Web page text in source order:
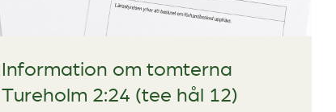
Information om tomterna
Tureholm 2:24 (tee hål 12)